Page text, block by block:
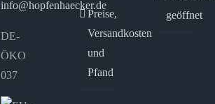
info@hopfenhaecker.de
DE-
ÖKO
037
Preise,
Versandkosten
und
Pfand
geöffnet